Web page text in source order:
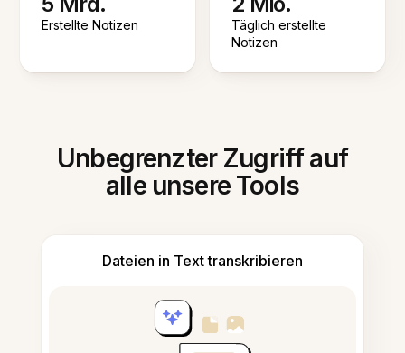
Erstellte Notizen
Täglich erstellte
Notizen
Unbegrenzter Zugriff auf
alle unsere Tools
Dateien in Text transkribieren